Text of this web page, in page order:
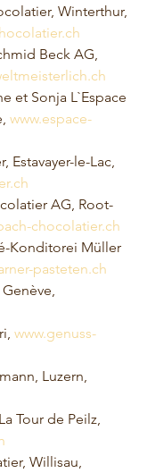
Winterthur,
Beck AG,
et Sonja L`Espace
www.espace-
Estavayer-le-Lac,
AG, Root-
chocolatier.ch
Konditorei Müller
pasteten.ch
www.genuss-
Luzern,
Tour de Peilz,
Willisau,